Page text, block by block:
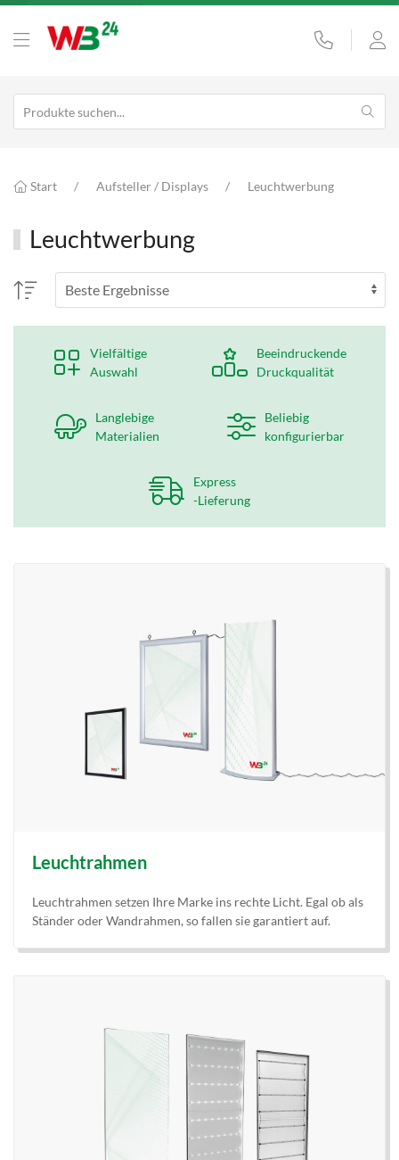
Start Aufsteller / Displays Leuchtwerbung
Leuchtwerbung
Vielfältige
Auswahl
Beeindruckende
Druckqualität
Langlebige
Materialien
Beliebig
konfigurierbar
Express
-Lieferung
Leuchtrahmen
Leuchtrahmen setzen Ihre Marke ins rechte Licht. Egal ob als
Ständer oder Wandrahmen, so fallen sie garantiert auf.